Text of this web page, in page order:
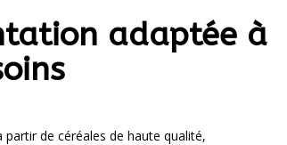
adaptée à
de céréales de haute qualité,